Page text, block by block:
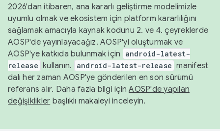
2026'dan itibaren, ana kararlı geliştirme modelimizle
uyumlu olmak ve ekosistem için platform kararlılığını
sağlamak amacıyla kaynak kodunu 2. ve 4. çeyreklerde
AOSP'de yayınlayacağız. AOSP'yi oluşturmak ve
AOSP'ye katkıda bulunmak için
android-latest-
release kullanın. android-latest-release manifest
dalı her zaman AOSP'ye gönderilen en son sürümü
referans alır. Daha fazla bilgi içinAOSP'de yapılan
değişiklikler başlıklı makaleyi inceleyin.